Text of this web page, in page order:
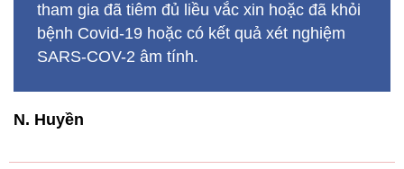
tham gia đã tiêm đủ liều vắc xin hoặc đã khỏi
bệnh Covid-19 hoặc có kết quả xét nghiệm
SARS-COV-2 âm tính.
N. Huyền